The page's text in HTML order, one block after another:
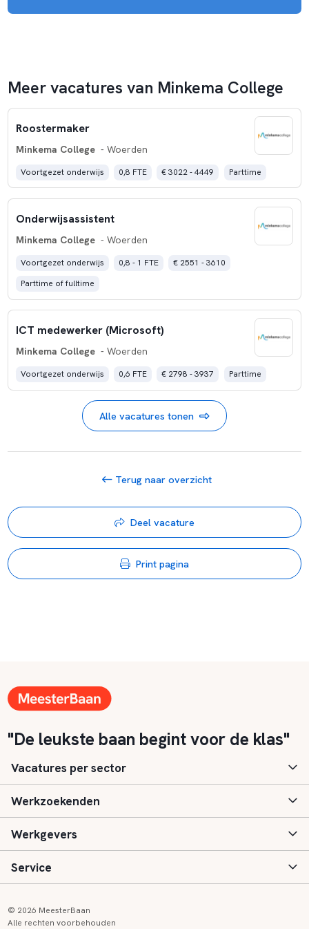
Meer vacatures van Minkema College
Roostermaker
Minkema College - Woerden
Voortgezet onderwijs 0,8 FTE € 3022 - 4449 Parttime
Onderwijsassistent
Minkema College - Woerden
Voortgezet onderwijs 0,8 - 1 FTE
€ 2551 - 3610
Parttime of fulltime
ICT medewerker (Microsoft)
Minkema College - Woerden
Voortgezet onderwijs 0,6 FTE € 2798 - 3937 Parttime
Alle vacatures tonen
Terug naar overzicht
Deel vacature
Print pagina
"De leukste baan begint voor de klas"
Vacatures per sector
Basisonderwijs
Speciaal (basis) onderwijs
Voortgezet onderwijs
Werkzoekenden
Aanmelden
Vacatures
Werkgevers
Inloggen
Service
© 2026 MeesterBaan
Alle rechten voorbehouden